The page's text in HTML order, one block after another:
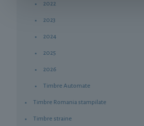
2022
2023
2024
2025
2026
Timbre Automate
Timbre Romania stampilate
Timbre straine